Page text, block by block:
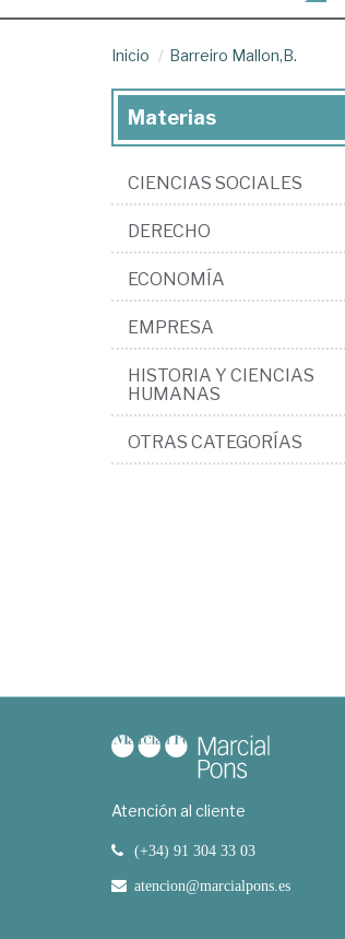
Inicio Barreiro Mallon,B.
Materias
CIENCIAS SOCIALES
DERECHO
ECONOMÍA
EMPRESA
HISTORIA Y CIENCIAS
HUMANAS
OTRAS CATEGORÍAS
Atención al cliente
(+34) 91 304 33 03
atencion@marcialpons.es